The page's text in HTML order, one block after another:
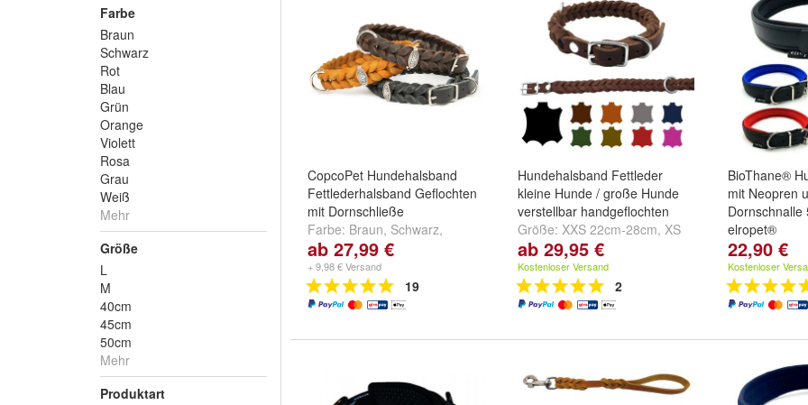
Farbe
Braun
Schwarz
Rot
Blau
Grün
Orange
Violett
Rosa
Grau
Weiß
Mehr
Größe
L
M
40cm
45cm
50cm
Mehr
Produktart
CopcoPet Hundehalsband
Fettlederhalsband Geflochten
mit Dornschließe
Farbe: Braun, Schwarz,
Cognacund weitere ...
ab 27,99 €
+ 9,98 € Versand
19
Hundehalsband Fettleder
kleine Hunde / große Hunde
verstellbar handgeflochten
Größe: XXS 22cm-28cm, XS
27cm-33cm, S 32cm-38cm
undweitere ...
ab 29,95 €
Kostenloser Versand
2
BioThane®
mit Neopren
elropet®
Farbe:
schwarz-blau
neongrün
22,90 €
Kostenloser